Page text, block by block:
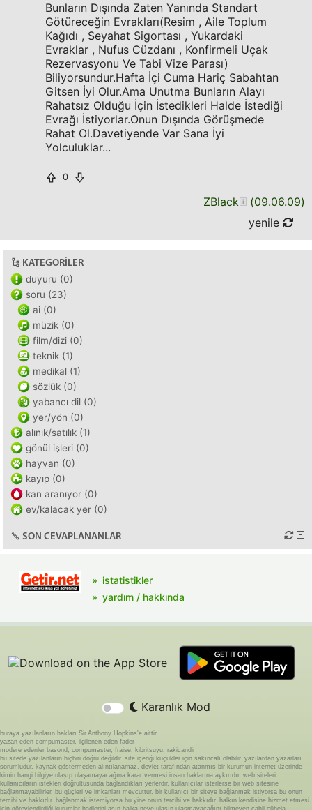
Bunların Dışında Zaten Yanında Standart
Götüreceğin Evrakları(Resim , Aile Toplum
Kağıdı , Seyahat Sigortası , Yukardaki
Evraklar , Nufus Cüzdanı , Konfirmeli Uçak
Rezervasyonu Ve Tabi Vize Parası)
Biliyorsundur.Hafta İçi Cuma Hariç Sabahtan
Gitsen İyi Olur.Ama Unutma Bunların Alayı
Rahatsız Olduğu İçin İstedikleri Halde İstediği
Evrağı İstiyorlar.Onun Dışında Görüşmede
Rahat Ol.Davetiyende Var Sana İyi
Yolculuklar...
0
ZBlack (09.06.09)
yenile
KATEGORILER
duyuru (0)
soru (23)
ai (0)
müzik (0)
film/dizi (0)
teknik (1)
medikal (1)
sözlük (0)
yabancı dil (0)
yer/yön (0)
alınık/satılık (1)
gönül işleri (0)
hayvan (0)
kayıp (0)
kan aranıyor (0)
ev/kalacak yer (0)
SON CEVAPLANANLAR
istatistikler
yardım / hakkında
Karanlık Mod
buraya yazılanların hakları Sir Anthony Hopkins'e aittir.
yazan eden compumaster, ilgilenen eden fader
modere edenler basond, compumaster, fraise, kibritsuyu, rakicandir
bu sitede yazılanların hiçbiri doğru değildir. site içeriği küçükler için sakıncalı olabilir. yazılardan yazarları
sorumludur. kaynak göstermeden alıntılanamaz. devlet tarafından atanmış bir kurumun internet üzerinde
kimin hangi bilgiye ulaşıp ulaşamayacağına karar vermesi insan haklarına aykırıdır. web siteleri
kullanıcıların istekleri doğrultusunda bağlandıkları yerlerdir. kullanıcılar isterlerse bir web sitesine
bağlanmayabilirler. bu güçleri ve imkanları mevcuttur. bir kullanıcı bir siteye bağlanmak istiyorsa bu onun
tercihi ve hakkıdır. bağlanmak istemiyorsa bu yine onun tercihi ve hakkıdır. halkın kendisine hizmet etmesi
için görevlendirdiği kurumlar hadlerini aşıp halka neye ulaşıp ulaşmayacağını bilmeyen cahil cühela